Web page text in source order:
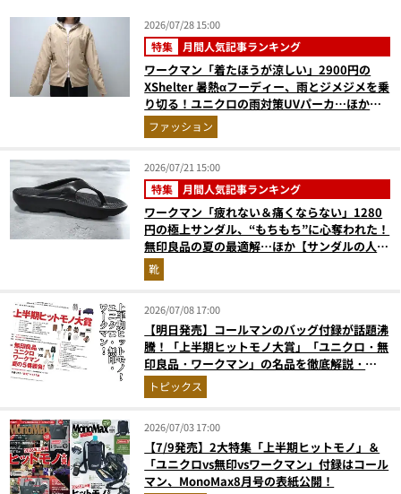
2026/07/28 15:00
特集 月間人気記事ランキング
ワークマン「着たほうが涼しい」2900円の
XShelter 暑熱αフーディー、雨とジメジメを乗
り切る！ユニクロの雨対策UVパーカ…ほか
【アウターの人気記事ランキングベスト3】
（2026年6月版）
ファッション
2026/07/21 15:00
特集 月間人気記事ランキング
ワークマン「疲れない＆痛くならない」1280
円の極上サンダル、“もちもち”に心奪われた！
無印良品の夏の最適解…ほか【サンダルの人気
記事ランキングベスト3】（2026年6月版）
靴
2026/07/08 17:00
【明日発売】コールマンのバッグ付録が話題沸
騰！「上半期ヒットモノ大賞」「ユニクロ・無
印良品・ワークマン」の名品を徹底解説・
MonoMax8月号の目次を公開
トピックス
2026/07/03 17:00
【7/9発売】2大特集「上半期ヒットモノ」＆
「ユニクロvs無印vsワークマン」付録はコール
マン、MonoMax8月号の表紙公開！